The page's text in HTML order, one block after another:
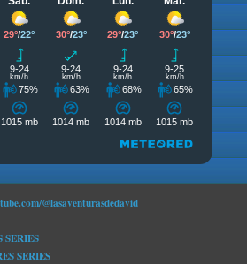
@lasaventurasdedavid
SERIES
SERIES